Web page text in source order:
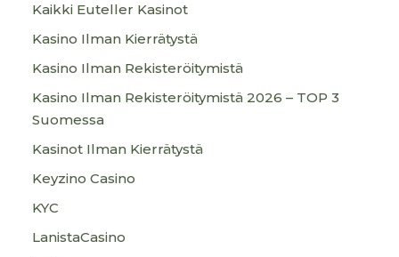
Kaikki Euteller Kasinot
Kasino Ilman Kierrätystä
Kasino Ilman Rekisteröitymistä
Kasino Ilman Rekisteröitymistä 2026 – TOP 3
Suomessa
Kasinot Ilman Kierrätystä
Keyzino Casino
KYC
LanistaCasino